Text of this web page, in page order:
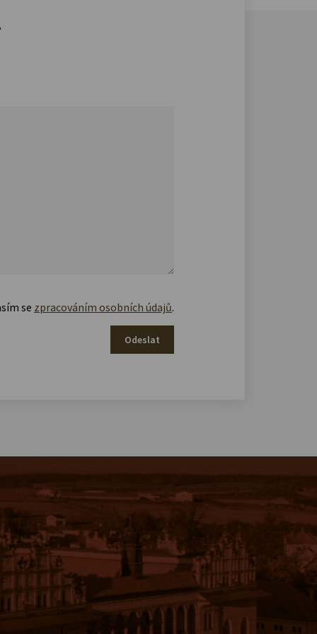
se zpracováním osobních údajů.
Odeslat